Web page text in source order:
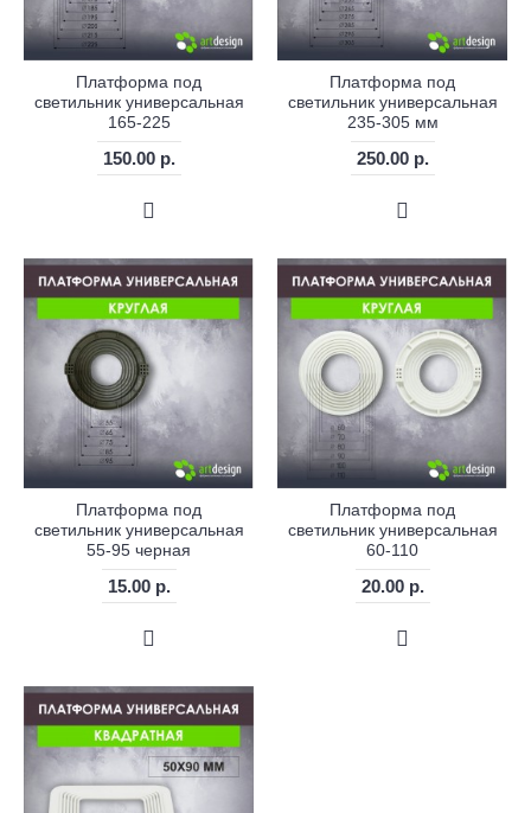
Платформа под
светильник универсальная
165-225
150.00 р.
Платформа под
светильник универсальная
235-305 мм
250.00 р.
Платформа под
светильник универсальная
55-95 черная
15.00 р.
Платформа под
светильник универсальная
60-110
20.00 р.